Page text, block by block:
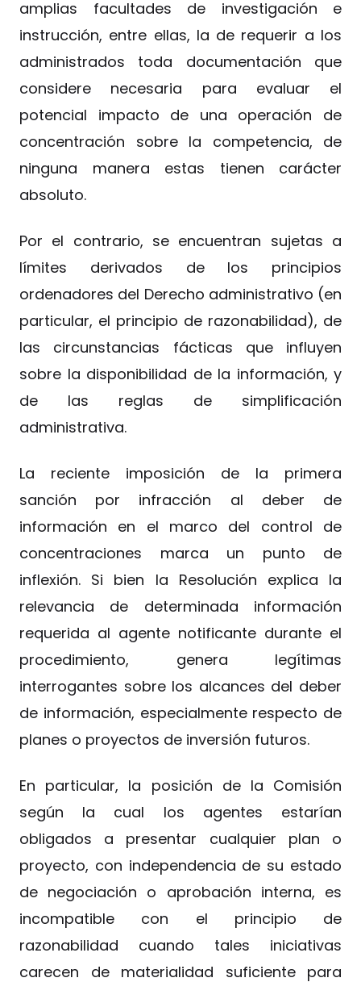
amplias facultades de investigación e
instrucción, entre ellas, la de requerir a los
administrados toda documentación que
considere necesaria para evaluar el
potencial impacto de una operación de
concentración sobre la competencia, de
ninguna manera estas tienen carácter
absoluto.
Por el contrario, se encuentran sujetas a
límites derivados de los principios
ordenadores del Derecho administrativo (en
particular, el principio de razonabilidad), de
las circunstancias fácticas que influyen
sobre la disponibilidad de la información, y
de las reglas de simplificación
administrativa.
La reciente imposición de la primera
sanción por infracción al deber de
información en el marco del control de
concentraciones marca un punto de
inflexión. Si bien la Resolución explica la
relevancia de determinada información
requerida al agente notificante durante el
procedimiento, genera legítimas
interrogantes sobre los alcances del deber
de información, especialmente respecto de
planes o proyectos de inversión futuros.
En particular, la posición de la Comisión
según la cual los agentes estarían
obligados a presentar cualquier plan o
proyecto, con independencia de su estado
de negociación o aprobación interna, es
incompatible con el principio de
razonabilidad cuando tales iniciativas
carecen de materialidad suficiente para